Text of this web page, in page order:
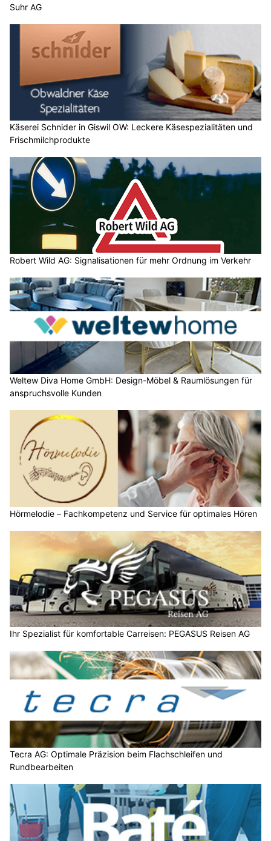
Suhr AG
Käserei Schnider in Giswil OW: Leckere Käsespezialitäten und
Frischmilchprodukte
Robert Wild AG: Signalisationen für mehr Ordnung im Verkehr
Weltew Diva Home GmbH: Design-Möbel & Raumlösungen für
anspruchsvolle Kunden
Hörmelodie – Fachkompetenz und Service für optimales Hören
Ihr Spezialist für komfortable Carreisen: PEGASUS Reisen AG
Tecra AG: Optimale Präzision beim Flachschleifen und
Rundbearbeiten